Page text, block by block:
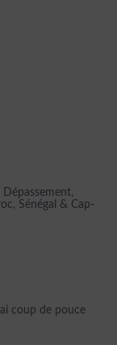
Dépassement,
Sénégal & Cap-
coup de pouce